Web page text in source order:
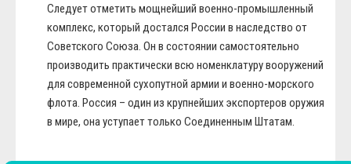
Следует отметить мощнейший военно-промышленный
комплекс, который достался России в наследство от
Советского Союза. Он в состоянии самостоятельно
производить практически всю номенклатуру вооружений
для современной сухопутной армии и военно-морского
флота. Россия – один из крупнейших экспортеров оружия
в мире, она уступает только Соединенным Штатам.